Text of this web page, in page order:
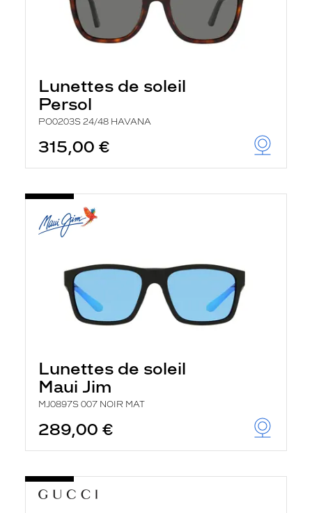
Lunettes de soleil
Persol
PO0203S 24/48 HAVANA
315,00 €
Lunettes de soleil
Maui Jim
MJ0897S 007 NOIR MAT
289,00 €